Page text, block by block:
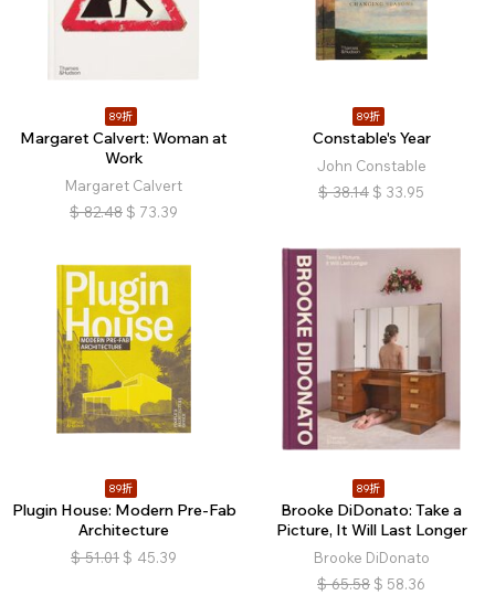
89折
Margaret Calvert: Woman at
Work
Margaret Calvert
$ 82.48 $ 73.39
89折
Constable's Year
John Constable
$ 38.14 $ 33.95
89折
Plugin House: Modern Pre-Fab
Architecture
$ 51.01 $ 45.39
89折
Brooke DiDonato: Take a
Picture, It Will Last Longer
Brooke DiDonato
$ 65.58 $ 58.36